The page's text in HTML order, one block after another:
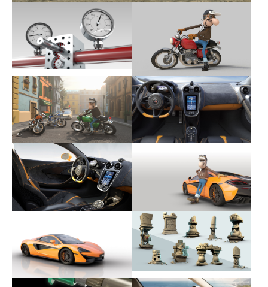
Show larger version Show larger version
Show larger version Show larger version
Show larger version
Show larger version